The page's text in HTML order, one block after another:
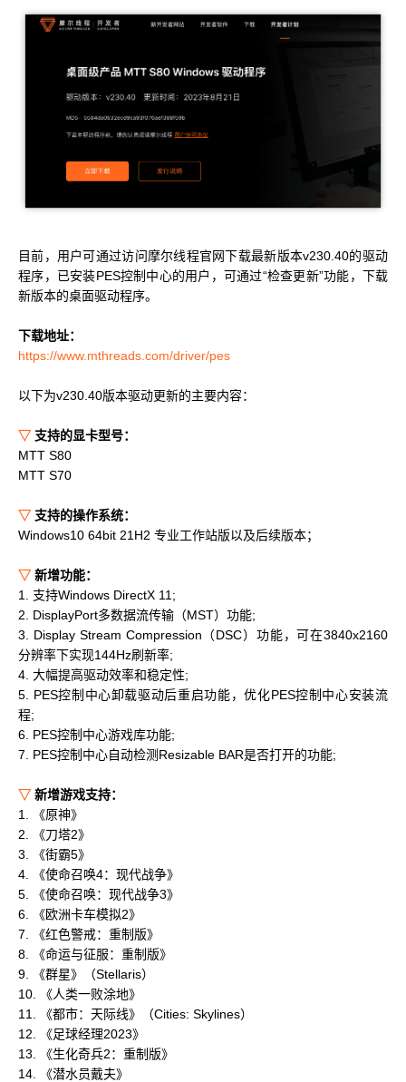
PES 控制中心
Smart Media Engine
科学计算套件
目前，用户可通过访问摩尔线程官网下载最新版本v230.40的驱动
程序，已安装PES控制中心的用户，可通过“检查更新”功能，下载
新版本的桌面驱动程序。
下载地址：
https://www.mthreads.com/driver/pes
以下为v230.40版本驱动更新的主要内容：
▽ 支持的显卡型号：
MTT S80
MTT S70
▽ 支持的操作系统：
Windows10 64bit 21H2 专业工作站版以及后续版本；
▽ 新增功能：
1. 支持Windows DirectX 11;
2. DisplayPort多数据流传输（MST）功能;
3. Display Stream Compression（DSC）功能，可在3840x2160
分辨率下实现144Hz刷新率;
4. 大幅提高驱动效率和稳定性;
5. PES控制中心卸载驱动后重启功能，优化PES控制中心安装流
程;
6. PES控制中心游戏库功能;
7. PES控制中心自动检测Resizable BAR是否打开的功能;
▽ 新增游戏支持：
1. 《原神》
2. 《刀塔2》
3. 《街霸5》
4. 《使命召唤4：现代战争》
5. 《使命召唤：现代战争3》
6. 《欧洲卡车模拟2》
7. 《红色警戒：重制版》
8. 《命运与征服：重制版》
9. 《群星》（Stellaris）
10. 《人类一败涂地》
11. 《都市：天际线》（Cities: Skylines）
12. 《足球经理2023》
13. 《生化奇兵2：重制版》
14. 《潜水员戴夫》